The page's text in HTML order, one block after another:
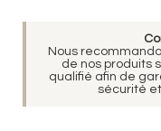
Nous
de nos produits
qualifié afin de
sécurité